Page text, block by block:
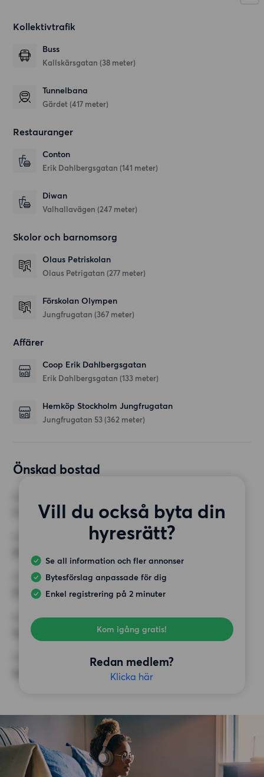
Kollektivtrafik
Buss
Kallskärsgatan (38 meter)
Tunnelbana
Gärdet (417 meter)
Restauranger
Conton
Erik Dahlbergsgatan (141 meter)
Diwan
Valhallavägen (247 meter)
Skolor och barnomsorg
Olaus Petriskolan
Olaus Petrigatan (277 meter)
Förskolan Olympen
Jungfrugatan (367 meter)
Affärer
Coop Erik Dahlbergsgatan
Erik Dahlbergsgatan (133 meter)
Hemköp Stockholm Jungfrugatan
Jungfrugatan 53 (362 meter)
Önskad bostad
Vill du också byta din
hyresrätt?
Se all information och fler annonser
Bytesförslag anpassade för dig
Enkel registrering på 2 minuter
Kom igång gratis!
Redan medlem?
Klicka här
MINST ANTAL KVADRATMETER
HÖGSTA HYRA
25 000 kr
Inga speciella krav
ÖVRIGA PREFERENSER
Inga speciella preferenser